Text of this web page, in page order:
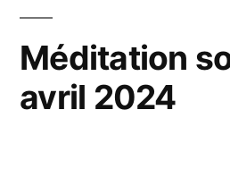
Méditation
avril 2024